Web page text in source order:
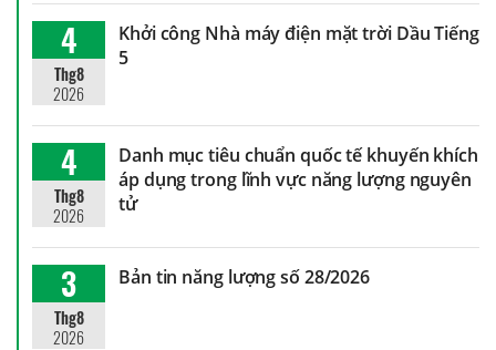
4
Thg8
2026
Khởi công Nhà máy điện mặt trời Dầu Tiếng
5
4
Thg8
2026
Danh mục tiêu chuẩn quốc tế khuyến khích
áp dụng trong lĩnh vực năng lượng nguyên
tử
3
Thg8
2026
Bản tin năng lượng số 28/2026